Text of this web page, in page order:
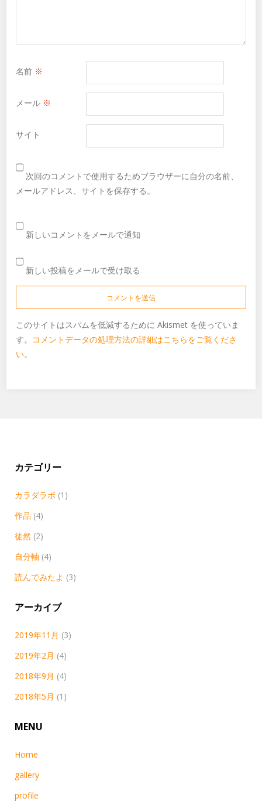
名前 ※
メール ※
サイト
次回のコメントで使用するためブラウザーに自分の名前、
メールアドレス、サイトを保存する。
新しいコメントをメールで通知
新しい投稿をメールで受け取る
このサイトはスパムを低減するために Akismet を使っていま
す。 コメントデータの処理方法の詳細はこちらをご覧くださ
い。
カテゴリー
カラダラボ (1)
作品 (4)
徒然 (2)
自分軸 (4)
読んでみたよ (3)
アーカイブ
2019年11月 (3)
2019年2月 (4)
2018年9月 (4)
2018年5月 (1)
MENU
Home
gallery
profile